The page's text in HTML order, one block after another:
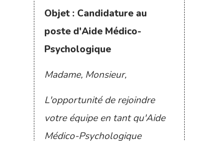
Objet : Candidature au
poste d'Aide Médico-
Psychologique
Madame, Monsieur,
L'opportunité de rejoindre
votre équipe en tant qu'Aide
Médico-Psychologique